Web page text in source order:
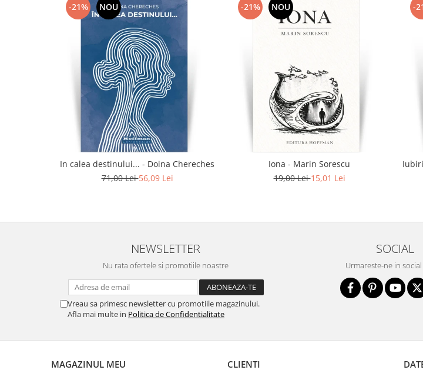
-21% NOU
In calea destinului... - Doina Chereches
71,00 Lei56,09 Lei
-21% NOU
Iona - Marin Sorescu
19,00 Lei15,01 Lei
-
NEWSLETTER
Nu rata ofertele si promotiile noastre
Vreau sa primesc newsletter cu promotiile magazinului.
Afla mai multe in Politica de Confidentialitate
SOCIAL
Urmareste-ne in
MAGAZINUL MEU CLIENTI